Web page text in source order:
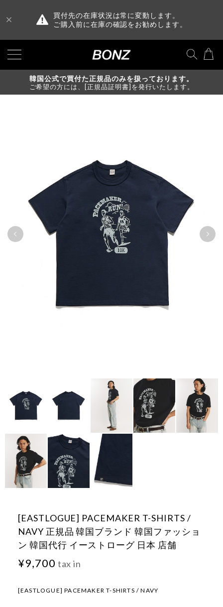
買付先の在庫状況は常に変動します。
ご購入前に在庫の確認をお勧めします。
韓国公式で買付た正規品のみを扱っております。
ご希望の方には、[正規品証明書]を発行いたします。
[EASTLOGUE] PACEMAKER T-SHIRTS /
NAVY 正規品 韓国ブランド 韓国ファッショ
ン 韓国代行 イーストローグ 日本 店舗
¥9,700 tax in
[EASTLOGUE] PACEMAKER T-SHIRTS / NAVY